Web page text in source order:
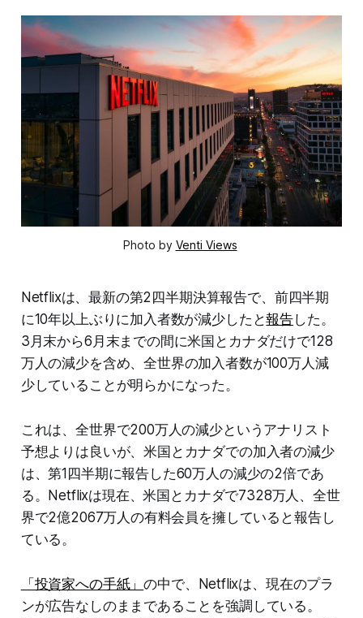
Photo by Venti Views
Netflixは、最新の第2四半期決算報告で、前四半期
に10年以上ぶりに加入者数が減少したと報告した。
3月末から6月末までの間に米国とカナダだけで128
万人の減少を含め、全世界の加入者数が100万人減
少していることが明らかになった。
これは、全世界で200万人の減少というアナリスト
予想よりは良いが、米国とカナダでの加入者の減少
は、第1四半期に報告した60万人の減少の2倍であ
る。Netflixは現在、米国とカナダで7328万人、全世
界で2億2067万人の有料会員を擁していると報告し
ている。
「投資家への手紙」の中で、Netflixは、現在のプラ
ンが広告なしのままであることを強調している。